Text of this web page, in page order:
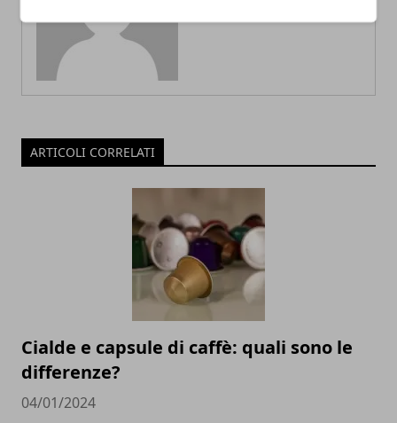
ARTICOLI CORRELATI
Cialde e capsule di caffè: quali sono le
differenze?
04/01/2024